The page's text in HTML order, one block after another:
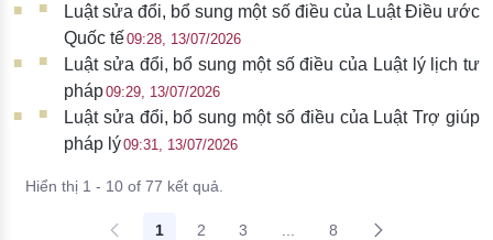
Luật sửa đổi, bổ sung một số điều của Luật Điều ước
Quốc tế09:28, 13/07/2026
Luật sửa đổi, bổ sung một số điều của Luật lý lịch tư
pháp09:29, 13/07/2026
Luật sửa đổi, bổ sung một số điều của Luật Trợ giúp
pháp lý09:31, 13/07/2026
Hiển thị 1 - 10 of 77 kết quả.
1 2 3 8